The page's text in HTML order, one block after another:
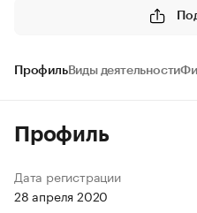
ПрофильВиды деятельности
Профиль
Дата регистрации
28 апреля 2020